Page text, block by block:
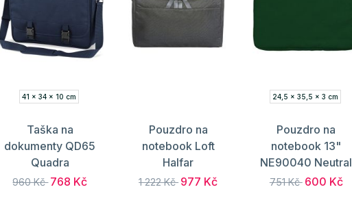
41 x 34 x 10 cm
Taška na
dokumenty QD65
Quadra
960 Kč 768 Kč
Pouzdro na
notebook Loft
Halfar
1 222 Kč 977 Kč
24,5 x 35,5 x 3 cm
Pouzdro na
notebook 13"
NE90040 Neutral
751 Kč 600 Kč